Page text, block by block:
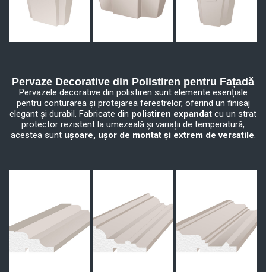
Pervaze Decorative din Polistiren pentru Fațadă
Pervazele decorative din polistiren sunt elemente esențiale
pentru conturarea și protejarea ferestrelor, oferind un finisaj
elegant și durabil. Fabricate din polistiren expandat cu un strat
protector rezistent la umezeală și variații de temperatură,
acestea sunt ușoare, ușor de montat și extrem de versatile.